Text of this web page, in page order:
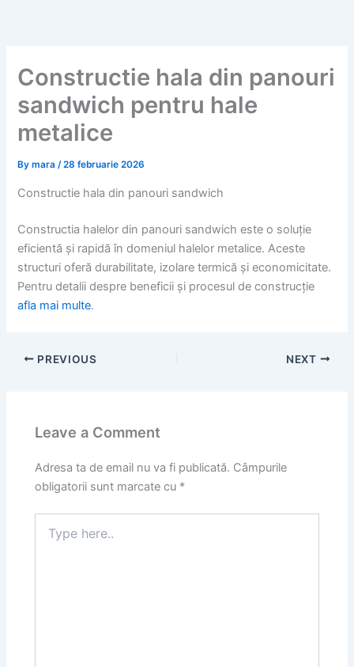
Constructie hala din panouri
sandwich pentru hale
metalice
Bymara/28 februarie 2026
Constructie hala din panouri sandwich
Constructia halelor din panouri sandwich este o soluție
eficientă și rapidă în domeniul halelor metalice. Aceste
structuri oferă durabilitate, izolare termică și economicitate.
Pentru detalii despre beneficii și procesul de construcție
afla mai multe.
PREVIOUS NEXT
Leave a Comment
Adresa ta de email nu va fi publicată. Câmpurile
obligatorii sunt marcate cu *
here..